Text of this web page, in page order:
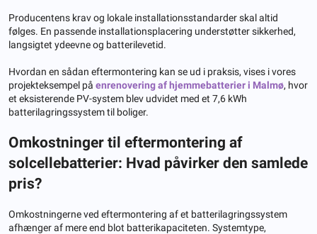
Producentens krav og lokale installationsstandarder skal altid
følges. En passende installationsplacering understøtter sikkerhed,
langsigtet ydeevne og batterilevetid.
Hvordan en sådan eftermontering kan se ud i praksis, vises i vores
projekteksempel på enrenovering af hjemmebatterier i Malmø, hvor
et eksisterende PV-system blev udvidet med et 7,6 kWh
batterilagringssystem til boliger.
Omkostninger til eftermontering af
solcellebatterier: Hvad påvirker den samlede
pris?
Omkostningerne ved eftermontering af et batterilagringssystem
afhænger af mere end blot batterikapaciteten. Systemtype,